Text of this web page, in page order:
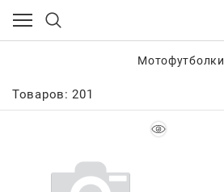
Мотофутболки
Товаров: 201